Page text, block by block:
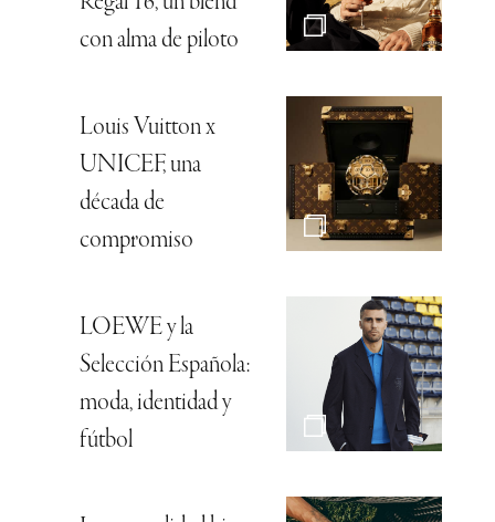
con alma de piloto
Louis Vuitton x
UNICEF, una
década de
compromiso
LOEWE y la
Selección Española:
moda, identidad y
fútbol